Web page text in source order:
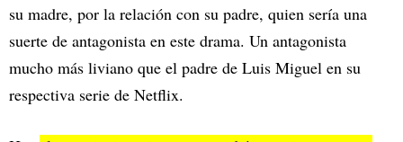
su madre, por la relación con su padre, quien sería una
suerte de antagonista en este drama. Un antagonista
mucho más liviano que el padre de Luis Miguel en su
respectiva serie de Netflix.